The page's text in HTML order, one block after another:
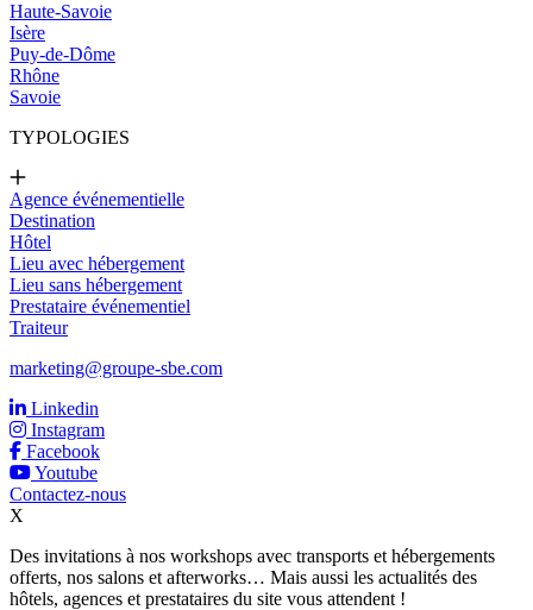
Haute-Savoie
Isère
Puy-de-Dôme
Rhône
Savoie
TYPOLOGIES
Agence événementielle
Destination
Hôtel
Lieu avec hébergement
Lieu sans hébergement
Prestataire événementiel
Traiteur
marketing@groupe-sbe.com
Linkedin
Instagram
Facebook
Youtube
Contactez-nous
X
Des invitations à nos workshops avec transports et hébergements
offerts, nos salons et afterworks… Mais aussi les actualités des
hôtels, agences et prestataires du site vous attendent !